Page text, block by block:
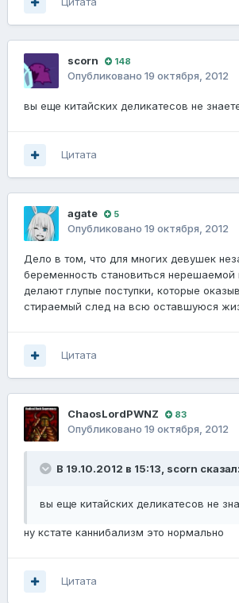
scorn 148
Опубликовано 19 октября, 2012
вы еще китайских деликатесов не
Цитата
agate 5
Опубликовано 19 октября, 2012
Дело в том, что для многих девушек
беременность становиться
делают глупые поступки, которые
стираемый след на всю оставшуюся
Цитата
ChaosLordPWNZ 83
Опубликовано 19 октября, 2012
В 19.10.2012 в 15:13, scorn сказал:
вы еще китайских деликатесов не
ну кстате каннибализм это нормально
Цитата